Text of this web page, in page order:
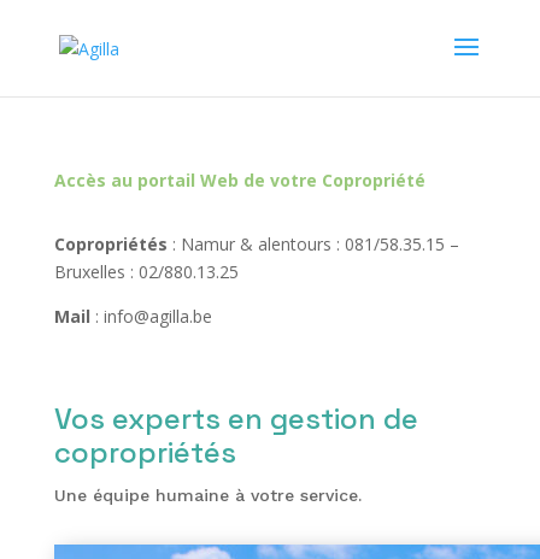
Accès au portail Web de votre Copropriété
Copropriétés : Namur & alentours : 081/58.35.15 –
Bruxelles : 02/880.13.25
Mail : info@agilla.be
Vos experts en gestion de
copropriétés
Une équipe humaine à votre service.